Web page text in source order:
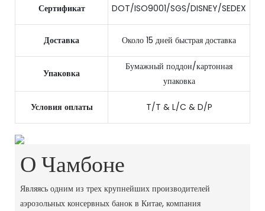
Сертификат DOT/ISO9001/SGS/DISNEY/SEDEX
Доставка Около 15 дней быстрая доставка
Упаковка
Бумажный поддон/картонная
упаковка
Условия оплаты T/T & L/C & D/P
О Чамбоне
Являясь одним из трех крупнейших производителей
аэрозольных консервных банок в Китае, компания